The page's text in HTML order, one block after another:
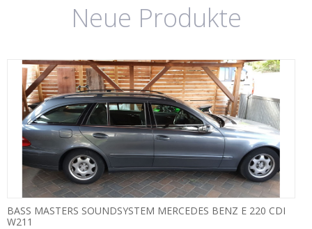
Neue Produkte
BASS MASTERS SOUNDSYSTEM MERCEDES BENZ E 220 CDI
W211